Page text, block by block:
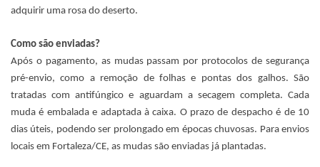
adquirir uma rosa do deserto.
Como são enviadas?
Após o pagamento, as mudas passam por protocolos de segurança
pré-envio, como a remoção de folhas e pontas dos galhos. São
tratadas com antifúngico e aguardam a secagem completa. Cada
muda é embalada e adaptada à caixa. O prazo de despacho é de 10
dias úteis, podendo ser prolongado em épocas chuvosas. Para envios
locais em Fortaleza/CE, as mudas são enviadas já plantadas.